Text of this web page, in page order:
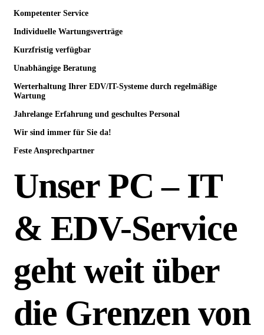
Kompetenter Service
Individuelle Wartungsverträge
Kurzfristig verfügbar
Unabhängige Beratung
Werterhaltung Ihrer EDV/IT-Systeme durch regelmäßige
Wartung
Jahrelange Erfahrung und geschultes Personal
Wir sind immer für Sie da!
Feste Ansprechpartner
Unser PC – IT
& EDV-Service
geht weit über
die Grenzen von